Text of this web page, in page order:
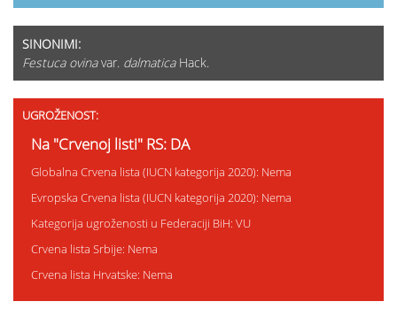
SINONIMI:
Festuca ovinavar. dalmaticaHack.
UGROŽENOST:
Na "Crvenoj listi" RS: DA
Globalna Crvena lista (IUCN kategorija 2020): Nema
Evropska Crvena lista (IUCN kategorija 2020): Nema
Kategorija ugroženosti u Federaciji BiH: VU
Crvena lista Srbije: Nema
Crvena lista Hrvatske: Nema